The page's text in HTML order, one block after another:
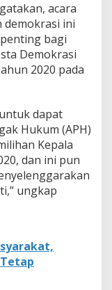
acara
demokrasi ini
bagi
Demokrasi
2020 pada
dapat
Hukum (APH)
Kepala
dan ini pun
ungkap